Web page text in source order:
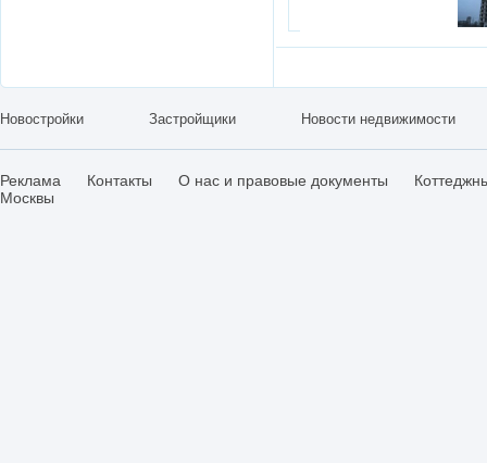
Новостройки Застройщики Новости недвижимости
Реклама Контакты О нас и правовые документы
Москвы